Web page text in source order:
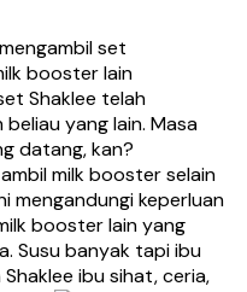
set
booster lain
Shaklee telah
yang lain. Masa
datang, kan?
milk booster selain
mengandungi keperluan
booster lain yang
Susu banyak tapi ibu
ibu sihat, ceria,